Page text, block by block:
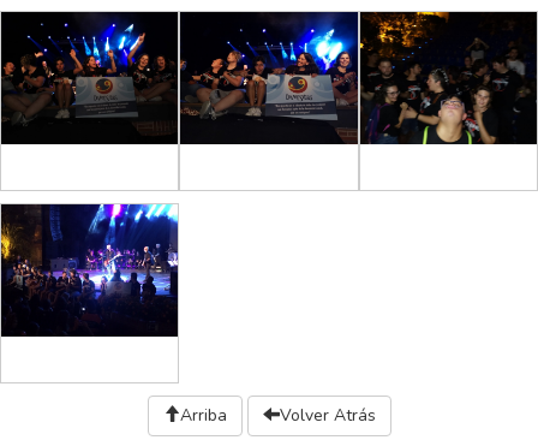
Arriba Volver Atrás